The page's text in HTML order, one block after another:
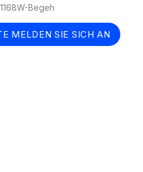
Begeh
MELDEN SIE SICH AN